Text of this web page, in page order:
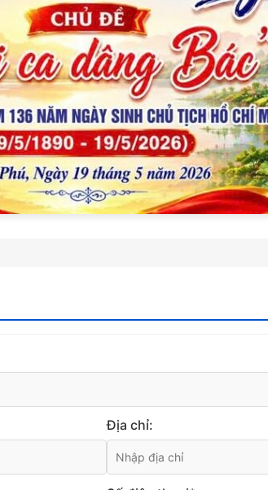
Địa chỉ: